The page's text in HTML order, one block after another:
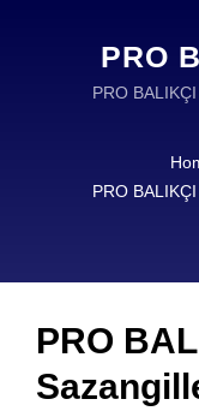
PRO
&
OLTA
PRO
VE
PRO
PRO